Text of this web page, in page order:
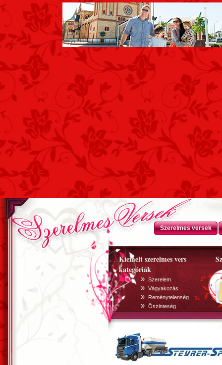
Szerelmes versek
Kiemelt szerelmes vers
kategóriák
» Szerelem
» Vágyakozás
» Reménytelenség
» Õszinteség